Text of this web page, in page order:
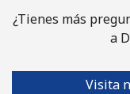
¿Tienes más
a
Visita